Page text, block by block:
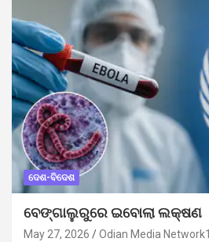
ଦେଶ-ବିଦେଶ
ବେଙ୍ଗାଲୁରୁରେ ଇବୋଲା ଲକ୍ଷଣ
May 27, 2026 Odian Media Network1